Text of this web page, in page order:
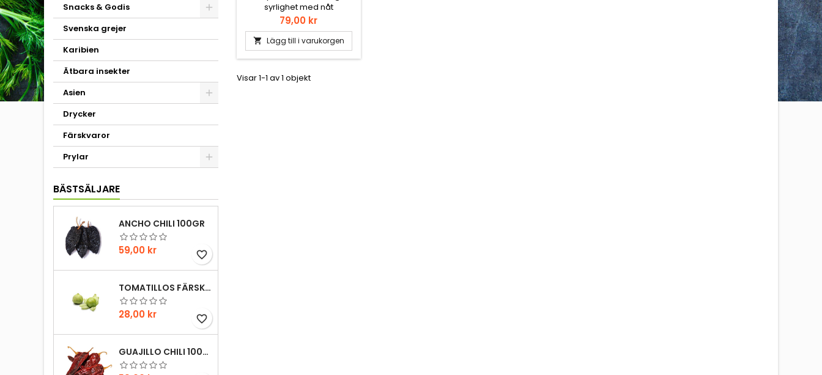
Snacks & Godis
Svenska grejer
Karibien
Ätbara insekter
Asien
Drycker
Färskvaror
Prylar
BÄSTSÄLJARE
ANCHO CHILI 100GR
Pris
59,00 kr favorite_border
TOMATILLOS FÄRSKA 1HG
Pris
28,00 kr favorite_border
GUAJILLO CHILI 100GR
syrlighet med nåt
djungelblad som heter
moringa. Förresten har
moringablad antifungala,
antivirala, antidepressiva
och antiinflammatoriska
egenskaper. Därför är det
inte bara gott, det är
Pris
79,00 kr
 Lägg till i varukorgen
Visar 1-1 av 1 objekt